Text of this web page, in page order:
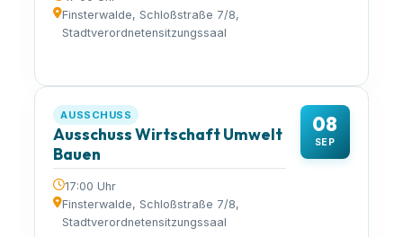
Finsterwalde, Schloßstraße 7/8,
Stadtverordnetensitzungssaal
08
SEP
AUSSCHUSS
Ausschuss Wirtschaft Umwelt
Bauen
17:00 Uhr
Finsterwalde, Schloßstraße 7/8,
Stadtverordnetensitzungssaal